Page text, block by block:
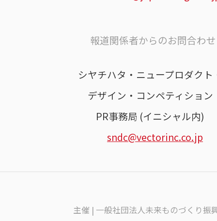
報道関係者からのお問合わ
シヤチハタ・ニュープロダクト
デザイン・コンペティション
PR事務局 (イニシャル内)
sndc@vectorinc.co.jp
主催 | 一般社団法人未来ものづくり振